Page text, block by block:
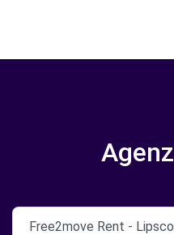
Free2move Rent -